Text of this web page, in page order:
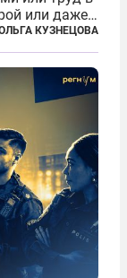
или даже
и
В
во...
КУЗНЕЦОВА